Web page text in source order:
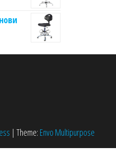
| Theme: Envo Multipurpose